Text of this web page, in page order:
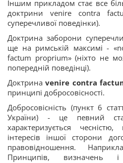
Іншим прикладом стає все
доктрини venire contra
суперечливої поведінки).
Доктрина заборони
ще на римській максимі -
factum proprium» (ніхто не
попередній поведінці).
Доктринаvenire contra
принципі добросовісності.
Добросовісність (пункт 6
України) - це певний
характеризується
інтересів іншої сторони
правовідношення.
Принципів, визначень